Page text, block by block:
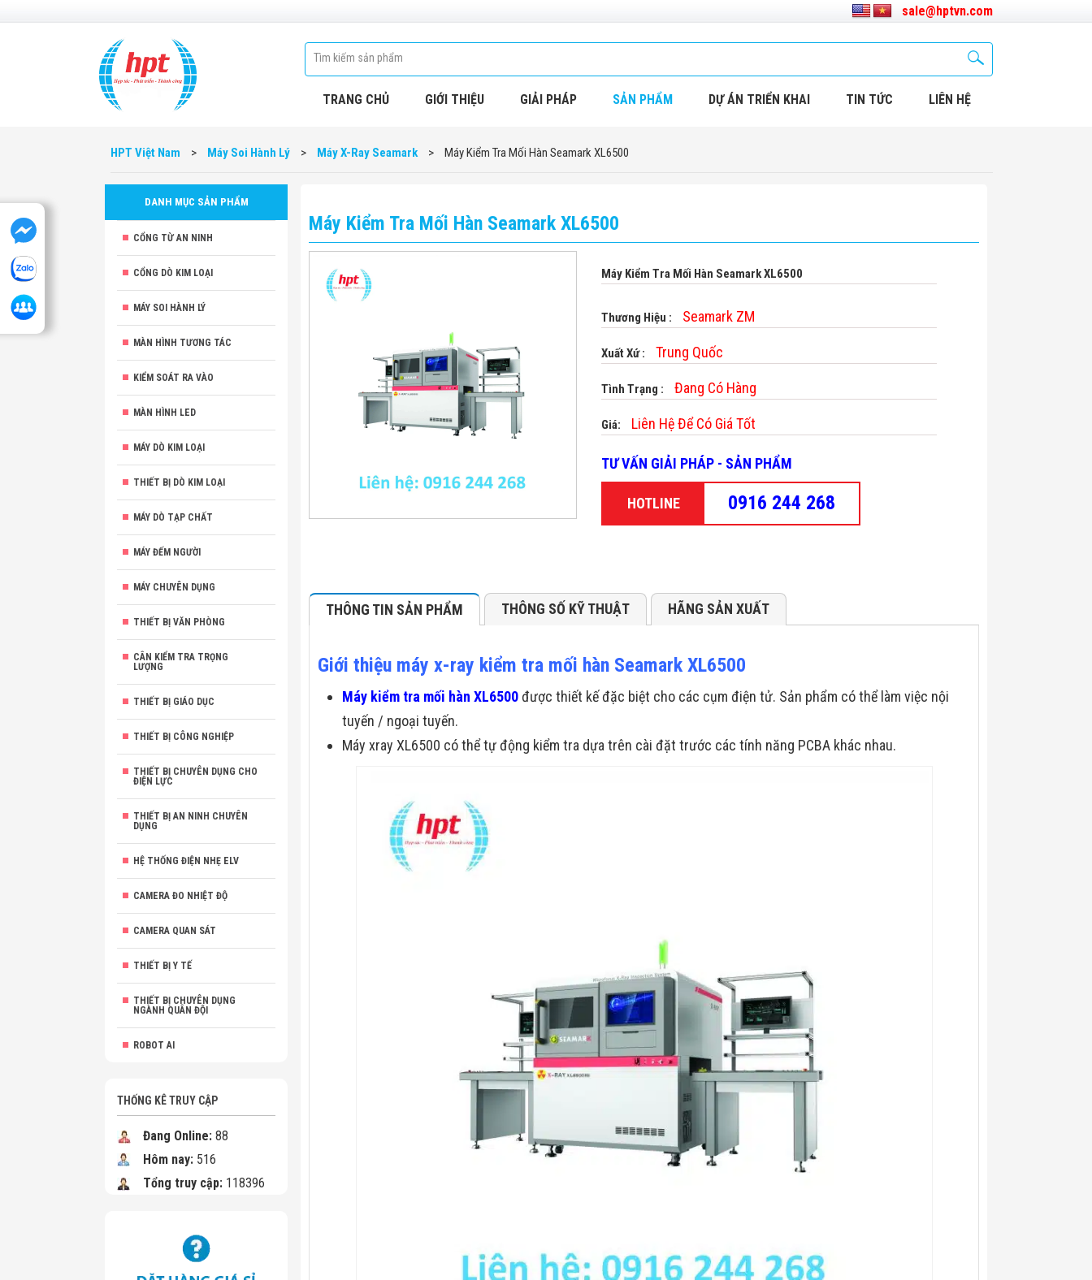
sale@hptvn.com
TRANG CHỦ GIỚI THIỆU GIẢI PHÁP SẢN PHẨM DỰ ÁN TRIỂN KHAI TIN TỨC LIÊN HỆ
HPT Việt Nam > Máy Soi Hành Lý > Máy X-Ray Seamark > Máy Kiểm Tra Mối Hàn Seamark XL6500
DANH MỤC SẢN PHẨM
CỔNG TỪ AN NINH
CỔNG DÒ KIM LOẠI
MÁY SOI HÀNH LÝ
MÀN HÌNH TƯƠNG TÁC
KIỂM SOÁT RA VÀO
MÀN HÌNH LED
MÁY DÒ KIM LOẠI
THIẾT BỊ DÒ KIM LOẠI
MÁY DÒ TẠP CHẤT
MÁY ĐẾM NGƯỜI
MÁY CHUYÊN DỤNG
THIẾT BỊ VĂN PHÒNG
CÂN KIỂM TRA TRỌNG
LƯỢNG
THIẾT BỊ GIÁO DỤC
THIẾT BỊ CÔNG NGHIỆP
THIẾT BỊ CHUYÊN DỤNG CHO
ĐIỆN LỰC
THIẾT BỊ AN NINH CHUYÊN
DỤNG
HỆ THỐNG ĐIỆN NHẸ ELV
CAMERA ĐO NHIỆT ĐỘ
CAMERA QUAN SÁT
THIẾT BỊ Y TẾ
THIẾT BỊ CHUYÊN DỤNG
NGÀNH QUÂN ĐỘI
ROBOT AI
THỐNG KÊ TRUY CẬP
Đang Online: 88
Hôm nay: 516
Tổng truy cập: 118396
Máy Kiểm Tra Mối Hàn Seamark XL6500
Máy Kiểm Tra Mối Hàn Seamark XL6500
Thương Hiệu : Seamark ZM
Xuất Xứ : Trung Quốc
Tình Trạng : Đang Có Hàng
Giá: Liên Hệ Để Có Giá Tốt
TƯ VẤN GIẢI PHÁP - SẢN PHẨM
HOTLINE 0916 244 268
THÔNG TIN SẢN PHẨM THÔNG SỐ KỸ THUẬT HÃNG SẢN XUẤT
Giới thiệu máy x-ray kiểm tra mối hàn Seamark XL6500
Máy kiểm tra mối hàn XL6500được thiết kế đặc biệt cho các cụm điện tử. Sản phẩm có thể làm việc nội
tuyến / ngoại tuyến.
Máy xray XL6500 có thể tự động kiểm tra dựa trên cài đặt trước các tính năng PCBA khác nhau.